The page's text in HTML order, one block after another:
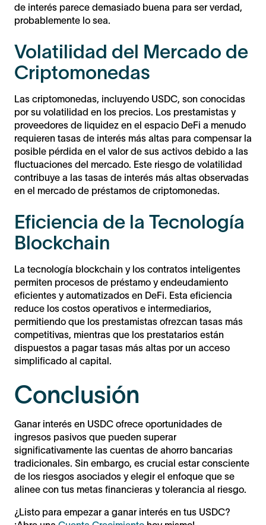
de interés parece demasiado buena para ser verdad,
probablemente lo sea.
Volatilidad del Mercado de
Criptomonedas
Las criptomonedas, incluyendo USDC, son conocidas
por su volatilidad en los precios. Los prestamistas y
proveedores de liquidez en el espacio DeFi a menudo
requieren tasas de interés más altas para compensar la
posible pérdida en el valor de sus activos debido a las
fluctuaciones del mercado. Este riesgo de volatilidad
contribuye a las tasas de interés más altas observadas
en el mercado de préstamos de criptomonedas.
Eficiencia de la Tecnología
Blockchain
La tecnología blockchain y los contratos inteligentes
permiten procesos de préstamo y endeudamiento
eficientes y automatizados en DeFi. Esta eficiencia
reduce los costos operativos e intermediarios,
permitiendo que los prestamistas ofrezcan tasas más
competitivas, mientras que los prestatarios están
dispuestos a pagar tasas más altas por un acceso
simplificado al capital.
Conclusión
Ganar interés en USDC ofrece oportunidades de
ingresos pasivos que pueden superar
significativamente las cuentas de ahorro bancarias
tradicionales. Sin embargo, es crucial estar consciente
de los riesgos asociados y elegir el enfoque que se
alinee con tus metas financieras y tolerancia al riesgo.
¿Listo para empezar a ganar interés en tus USDC?